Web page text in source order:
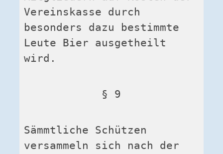
Vereinskasse durch
besonders dazu bestimmte
Leute Bier ausgetheilt
wird.
§ 9
Sämmtliche Schützen
versammeln sich nach der